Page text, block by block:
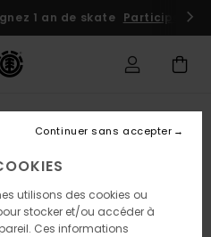
1 an de skate Participez
utilisons des cookies ou
stocker et/ou accéder à
Ces informations
Continuer sans accepter